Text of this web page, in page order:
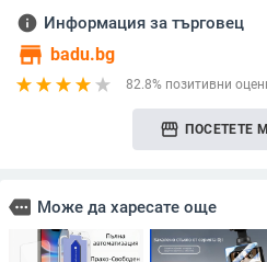
info Информация за търговец
store badu.bg
82.8% позитивни
storefront ПОСЕТЕТЕ
more Може да харесате още